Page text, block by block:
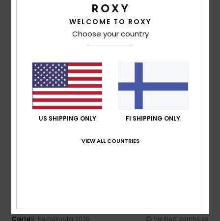
100% of our customers recommend this product
4.0
Size
Too small Too large
Color
Carla9. heinäkuuta 2026
Verified purchase
WELCOME TO ROXY
Choose your country
US SHIPPING ONLY FI SHIPPING ONLY
VIEW ALL COUNTRIES